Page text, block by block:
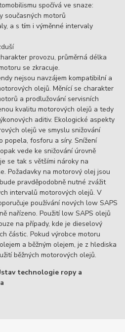
spočívá ve snaze:
současných motorů
a s tím i výměnné intervaly
provozu, průměrná délka
se zkracuje.
nejsou navzájem kompatibilní a
olejů. Měnící se charakter
a prodlužování servisních
kvalitu motorových olejů a tedy
aditiv. Ekologické aspekty
olejů ve smyslu snižování
fosforu a síry. Snížení
vede ke snižování úrovně
se tak s většími nároky na
Požadavky na motorový olej jsou
pravděpodobně nutné zvážit
intervalů motorových olejů. V
používání nových low SAPS
nařízeno. Použití low SAPS olejů
na případy, kde je dieselový
částic. Pokud výrobce motoru
a běžným olejem, je z hlediska
běžných motorových olejů.
technologie ropy a